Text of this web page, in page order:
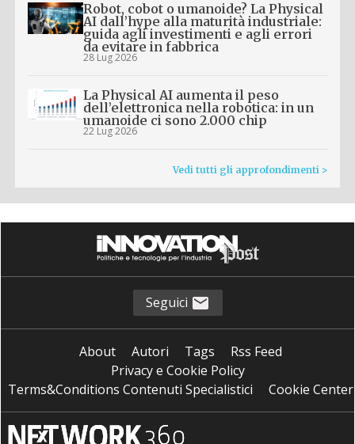
Robot, cobot o umanoide? La Physical
AI dall’hype alla maturità industriale:
guida agli investimenti e agli errori
da evitare in fabbrica
28 Lug 2026
La Physical AI aumenta il peso
dell’elettronica nella robotica: in un
umanoide ci sono 2.000 chip
22 Lug 2026
Vedi tutti gli approfondimenti >
Seguici
About Autori Tags
Rss Feed
Privacy e Cookie Policy
Terms&Conditions Contenuti Specialistici
Cookie Center